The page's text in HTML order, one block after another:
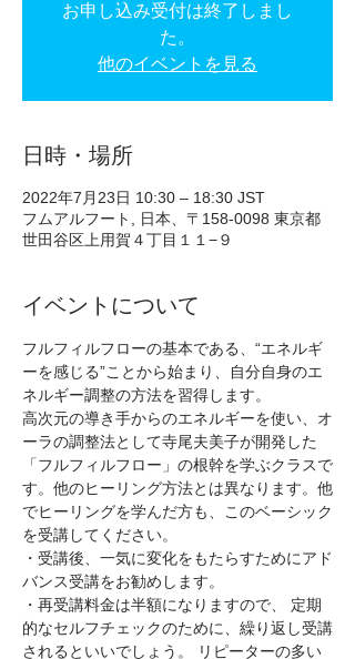
お申し込み受付は終了しまし
た。
他のイベントを見る
日時・場所
2022年7月23日 10:30 – 18:30 JST
フムアルフート, 日本、〒158-0098 東京都
世田谷区上用賀４丁目１１−９
イベントについて
フルフィルフローの基本である、“エネルギ
ーを感じる”ことから始まり、自分自身のエ
ネルギー調整の方法を習得します。
高次元の導き手からのエネルギーを使い、オ
ーラの調整法として寺尾夫美子が開発した
「フルフィルフロー」の根幹を学ぶクラスで
す。他のヒーリング方法とは異なります。他
でヒーリングを学んだ方も、このベーシック
を受講してください。
・受講後、一気に変化をもたらすためにアド
バンス受講をお勧めします。
・再受講料金は半額になりますので、 定期
的なセルフチェックのために、繰り返し受講
されるといいでしょう。 リピーターの多い